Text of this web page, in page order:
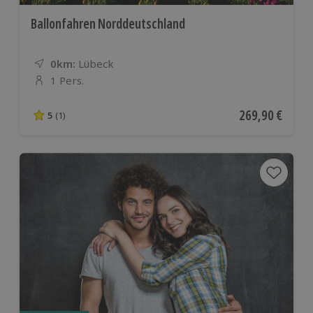
Ballonfahren Norddeutschland
0km: Entfernung
Standort
Lübeck
Anzahl der Teilnehmer
1 Pers.
5 von 5 Sternen basierend auf 1 Bewertungen
5 (1) Aktueller Preis
269,90 €